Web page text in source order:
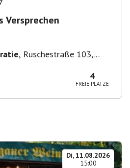
Versprechen
, Ruschestraße 103,
4
FREIE PLÄTZE
Di, 11.08.2026
15:00